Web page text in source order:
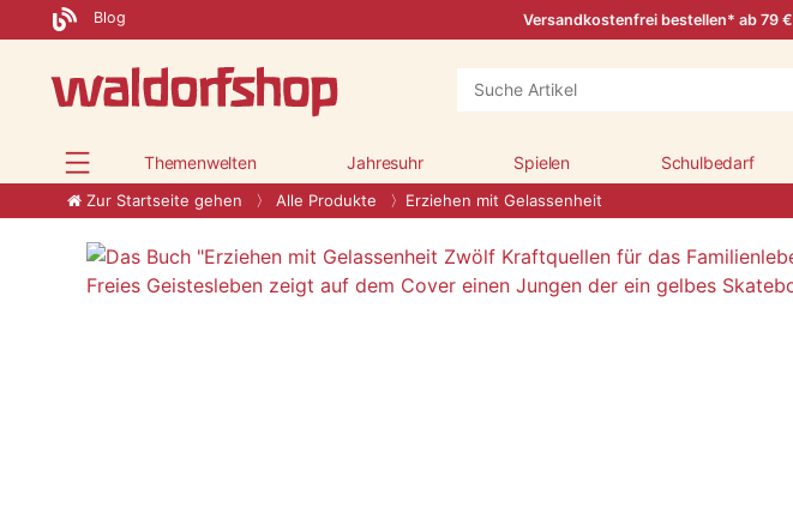
Blog Versandkostenfrei bestellen* ab 79 €
Themenwelten Jahresuhr Spielen Schulbedarf
Zur Startseite gehen Alle Produkte Erziehen mit Gelassenheit